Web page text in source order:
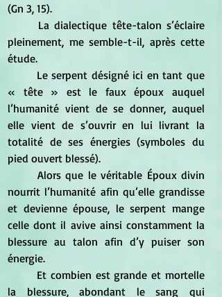
(Gn 3, 15).
pleinement, me semble-t-il, après cette
étude.
« tête » est le faux époux auquel
l’humanité vient de se donner, auquel
elle vient de s’ouvrir en lui livrant la
totalité de ses énergies (symboles du
pied ouvert blessé).
nourrit l’humanité afin qu’elle grandisse
et devienne épouse, le serpent mange
celle dont il avive ainsi constamment la
blessure au talon afin d’y puiser son
énergie.
la blessure, abondant le sang qui